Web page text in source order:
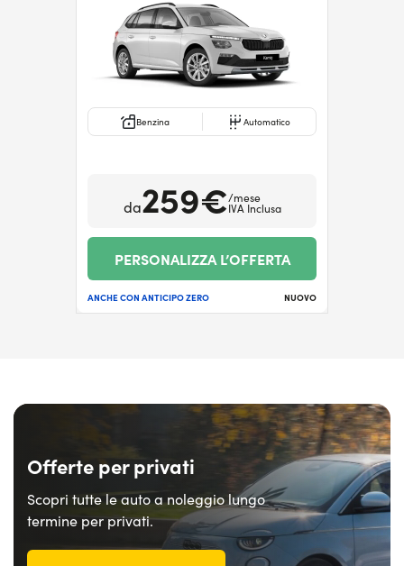
Benzina Automatico
da259€/mese
IVA Inclusa
PERSONALIZZA L’OFFERTA
ANCHE CON ANTICIPO ZERO NUOVO
Offerte per privati
Scopri tutte le auto a noleggio lungo
termine per privati.